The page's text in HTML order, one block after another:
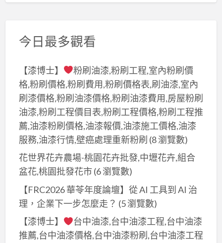
今日最多觀看
【漆博士】
粉刷油漆,粉刷工程,室內粉刷價
格,粉刷價格,粉刷費用,粉刷價格表,刷油漆,室內
刷漆價格,粉刷油漆價格,粉刷油漆費用,房屋粉刷
油漆,粉刷工程價目表,粉刷工程價格,粉刷工程推
薦,油漆粉刷價格,油漆報價,油漆施工價格,油漆
服務,油漆行情,壁癌處理重新粉刷 (8 瀏覽數)
花世界花卉農場-桃園花卉批發,中壢花卉,組合
盆花,桃園批發花市(6 瀏覽數)
【FRC2026 華苓年度論壇】從 AI 工具到 AI 治
理，企業下一步怎麼走？ (5 瀏覽數)
【漆博士】
台中油漆,台中油漆工程,台中油漆
推薦,台中油漆價格,台中油漆粉刷,台中油漆工程